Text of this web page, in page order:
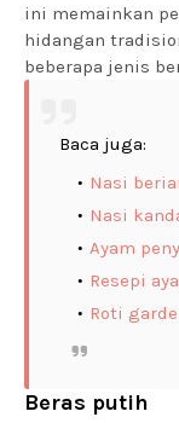
ini memainkan
hidangan
beberapa jenis
Baca juga:
Nasi
Nasi
Ayam
Resepi
Roti
Beras putih